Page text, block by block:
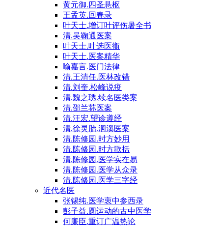
黄元御.四圣悬枢
王孟英.回春录
叶天士.增订叶评伤暑全书
清.吴鞠通医案
叶天士.叶选医衡
叶天士.医案精华
喻嘉言.医门法律
清.王清任.医林改错
清.刘奎.松峰说疫
清.魏之琇.续名医类案
清.邵兰荪医案
清.汪宏.望诊遵经
清.徐灵胎.洄溪医案
清.陈修园.时方妙用
清.陈修园.时方歌括
清.陈修园.医学实在易
清.陈修园.医学从众录
清.陈修园.医学三字经
近代名医
张锡纯.医学衷中参西录
彭子益.圆运动的古中医学
何廉臣.重订广温热论